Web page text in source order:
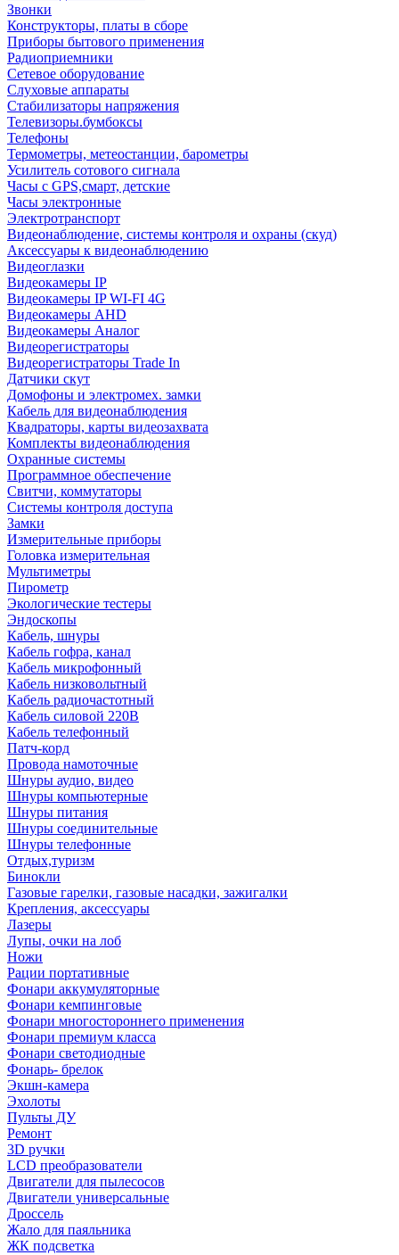
Звонки
Конструкторы, платы в сборе
Приборы бытового применения
Радиоприемники
Сетевое оборудование
Слуховые аппараты
Стабилизаторы напряжения
Телевизоры.бумбоксы
Телефоны
Термометры, метеостанции, барометры
Усилитель сотового сигнала
Часы с GPS,смарт, детские
Часы электронные
Электротранспорт
Видеонаблюдение, системы контроля и охраны (скуд)
Аксессуары к видеонаблюдению
Видеоглазки
Видеокамеры IP
Видеокамеры IP WI-FI 4G
Видеокамеры AHD
Видеокамеры Аналог
Видеорегистраторы
Видеорегистраторы Trade In
Датчики скут
Домофоны и электромех. замки
Кабель для видеонаблюдения
Квадраторы, карты видеозахвата
Комплекты видеонаблюдения
Охранные системы
Программное обеспечение
Свитчи, коммутаторы
Системы контроля доступа
Замки
Измерительные приборы
Головка измерительная
Мультиметры
Пирометр
Экологические тестеры
Эндоскопы
Кабель, шнуры
Кабель гофра, канал
Кабель микрофонный
Кабель низковольтный
Кабель радиочастотный
Кабель силовой 220В
Кабель телефонный
Патч-корд
Провода намоточные
Шнуры аудио, видео
Шнуры компьютерные
Шнуры питания
Шнуры соединительные
Шнуры телефонные
Отдых,туризм
Бинокли
Газовые гарелки, газовые насадки, зажигалки
Крепления, аксессуары
Лазеры
Лупы, очки на лоб
Ножи
Рации портативные
Фонари аккумуляторные
Фонари кемпинговые
Фонари многостороннего применения
Фонари премиум класса
Фонари светодиодные
Фонарь- брелок
Экшн-камера
Эхолоты
Пульты ДУ
Ремонт
3D ручки
LCD преобразователи
Двигатели для пылесосов
Двигатели универсальные
Дроссель
Жало для паяльника
ЖК подсветка